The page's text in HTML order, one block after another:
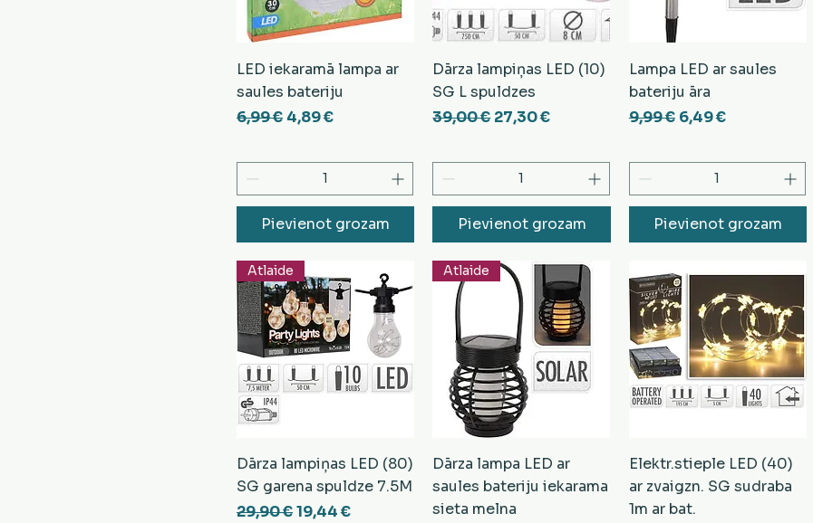
LED iekaramā lampa ar
saules bateriju
Parastā cena
6,99 € Izpārdošanas cena
4,89 €
Pievienot grozam
Dārza lampiņas LED (10)
SG L spuldzes
Parastā cena
39,00 € Izpārdošanas cena
27,30 €
Pievienot grozam
Lampa LED ar saules
bateriju āra
Parastā cena
9,99 € Izpārdošanas cena
6,49 €
Pievienot grozam
Atlaide
Dārza lampiņas LED (80)
SG garena spuldze 7.5M
Parastā cena
29,90 €Izpārdošanas cena
19,44 €
Atlaide
Dārza lampa LED ar
saules bateriju iekarama
sieta melna
Elektr.stieple LED (40)
ar zvaigzn. SG sudraba
1m ar bat.